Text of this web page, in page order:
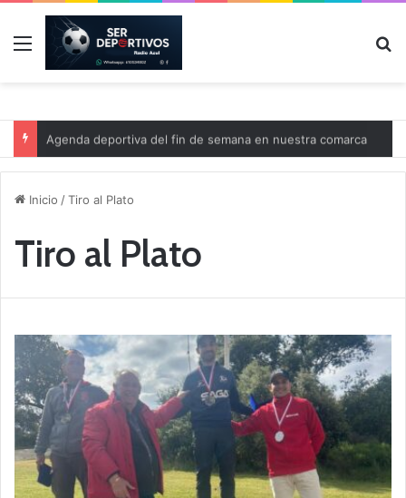
Menú
Agenda deportiva del fin de semana en nuestra comarca
Inicio /Tiro al Plato
Tiro al Plato